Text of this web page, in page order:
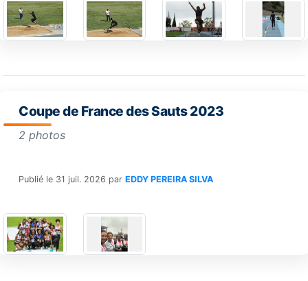
Coupe de France des Sauts 2023
2 photos
Publié le 31 juil. 2026 par EDDY PEREIRA SILVA